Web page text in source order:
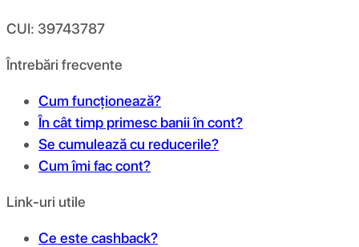
CUI: 39743787
Întrebări frecvente
Cum funcționează?
În cât timp primesc banii în cont?
Se cumulează cu reducerile?
Cum îmi fac cont?
Link-uri utile
Ce este cashback?